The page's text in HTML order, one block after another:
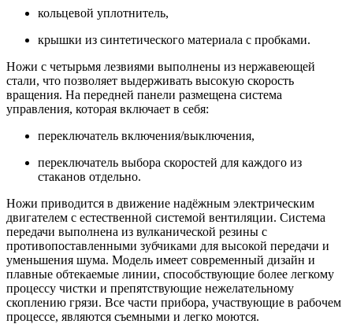
кольцевой уплотнитель,
крышки из синтетического материала с пробками.
Ножи с четырьмя лезвиями выполнены из нержавеющей
стали, что позволяет выдерживать высокую скорость
вращения. На передней панели размещена система
управления, которая включает в себя:
переключатель включения/выключения,
переключатель выбора скоростей для каждого из
стаканов отдельно.
Ножи приводится в движение надёжным электрическим
двигателем с естественной системой вентиляции. Система
передачи выполнена из вулканической резины с
противопоставленными зубчиками для высокой передачи и
уменьшения шума. Модель имеет современный дизайн и
плавные обтекаемые линии, способствующие более легкому
процессу чистки и препятствующие нежелательному
скоплению грязи. Все части прибора, участвующие в рабочем
процессе, являются съемными и легко моются.